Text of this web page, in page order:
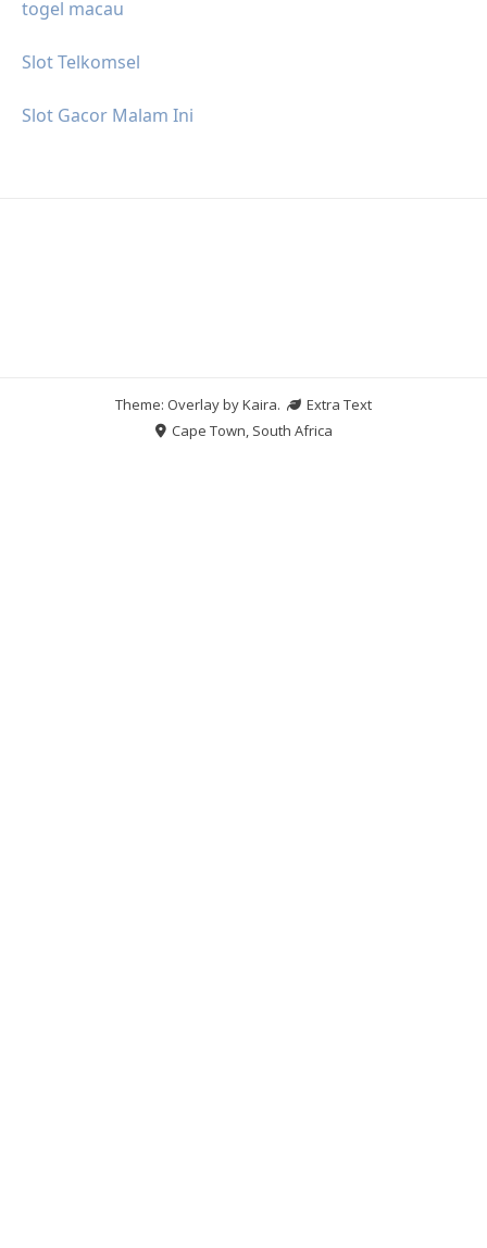
togel macau
Slot Telkomsel
Slot Gacor Malam Ini
Theme: Overlay byKaira.
Extra Text
Cape Town, South Africa